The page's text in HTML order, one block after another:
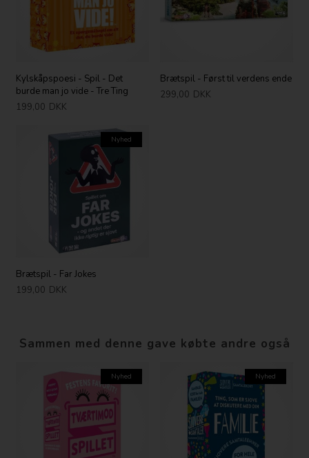
Kylskåpspoesi - Spil - Det
burde man jo vide - Tre Ting
199,00 DKK
Brætspil - Først til verdens ende
299,00 DKK
Nyhed
Brætspil - Far Jokes
199,00 DKK
Sammen med denne gave købte andre også
Nyhed Nyhed